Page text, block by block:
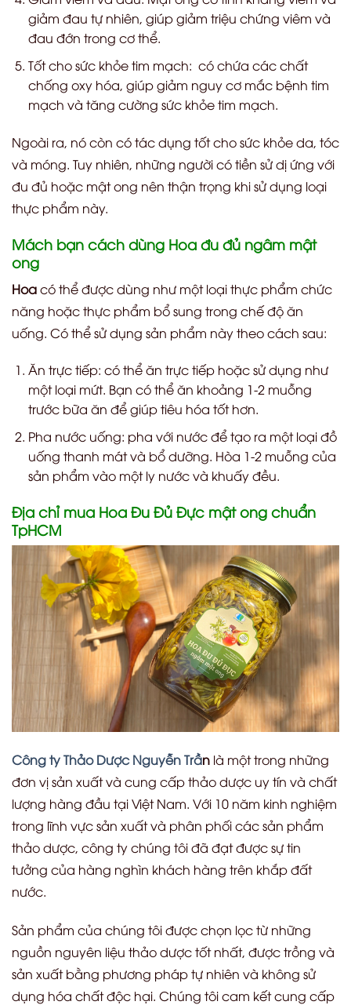
giảm đau tự nhiên, giúp giảm triệu chứng viêm và
đau đớn trong cơ thể.
Tốt cho sức khỏe tim mạch: có chứa các chất
chống oxy hóa, giúp giảm nguy cơ mắc bệnh tim
mạch và tăng cường sức khỏe tim mạch.
Ngoài ra, nó còn có tác dụng tốt cho sức khỏe da, tóc
và móng. Tuy nhiên, những người có tiền sử dị ứng với
đu đủ hoặc mật ong nên thận trọng khi sử dụng loại
thực phẩm này.
Mách bạn cách dùng Hoa đu đủ ngâm mật
ong
Hoacó thể được dùng như một loại thực phẩm chức
năng hoặc thực phẩm bổ sung trong chế độ ăn
uống. Có thể sử dụng sản phẩm này theo cách sau:
Ăn trực tiếp: có thể ăn trực tiếp hoặc sử dụng như
một loại mứt. Bạn có thể ăn khoảng 1-2 muỗng
trước bữa ăn để giúp tiêu hóa tốt hơn.
Pha nước uống: pha với nước để tạo ra một loại đồ
uống thanh mát và bổ dưỡng. Hòa 1-2 muỗng của
sản phẩm vào một ly nước và khuấy đều.
Địa chỉ mua Hoa Đu Đủ Đực mật ong chuẩn
TpHCM
Công ty Thảo Dược Nguyễn Trần là một trong những
đơn vị sản xuất và cung cấp thảo dược uy tín và chất
lượng hàng đầu tại Việt Nam. Với 10 năm kinh nghiệm
trong lĩnh vực sản xuất và phân phối các sản phẩm
thảo dược, công ty chúng tôi đã đạt được sự tin
tưởng của hàng nghìn khách hàng trên khắp đất
nước.
Sản phẩm của chúng tôi được chọn lọc từ những
nguồn nguyên liệu thảo dược tốt nhất, được trồng và
sản xuất bằng phương pháp tự nhiên và không sử
dụng hóa chất độc hại. Chúng tôi cam kết cung cấp